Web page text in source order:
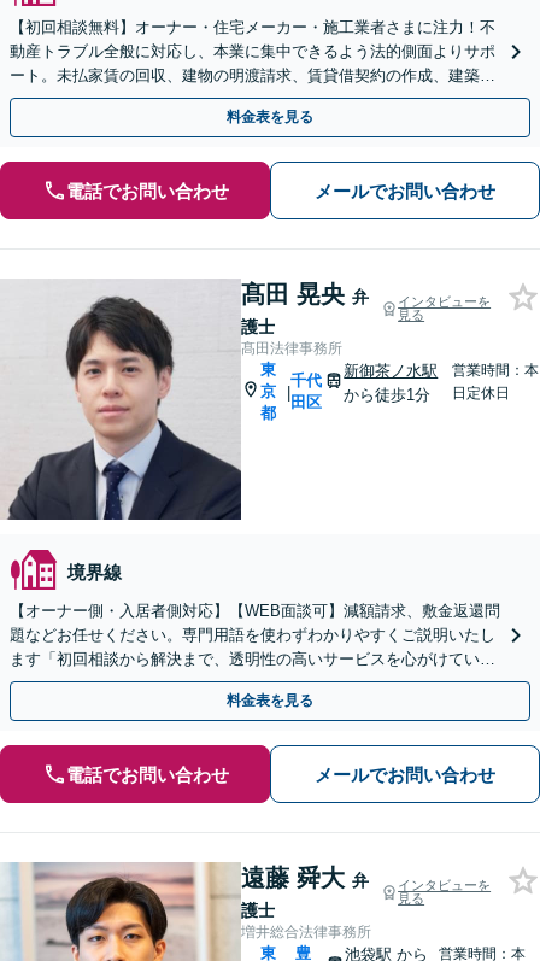
【初回相談無料】オーナー・住宅メーカー・施工業者さまに注力！不
動産トラブル全般に対応し、本業に集中できるよう法的側面よりサポ
ート。未払家賃の回収、建物の明渡請求、賃貸借契約の作成、建築瑕
疵、工事遅延、請負代金トラブルなど【宝町駅2分】
料金表を見る
電話でお問い合わせ メールでお問い合わせ
髙田 晃央 弁
護士
インタビューを
見る
髙田法律事務所
東
京
都
|
千代
田区
新御茶ノ水駅
から徒歩1分
営業時間：本
日定休日
境界線
【オーナー側・入居者側対応】【WEB面談可】減額請求、敷金返還問
題などお任せください。専門用語を使わずわかりやすくご説明いたし
ます「初回相談から解決まで、透明性の高いサービスを心がけている
ので、私とともに安定した不動産事業を実現しましょう」
料金表を見る
電話でお問い合わせ メールでお問い合わせ
遠藤 舜大 弁
護士
インタビューを
見る
増井総合法律事務所
東 豊 池袋駅から 営業時間：本